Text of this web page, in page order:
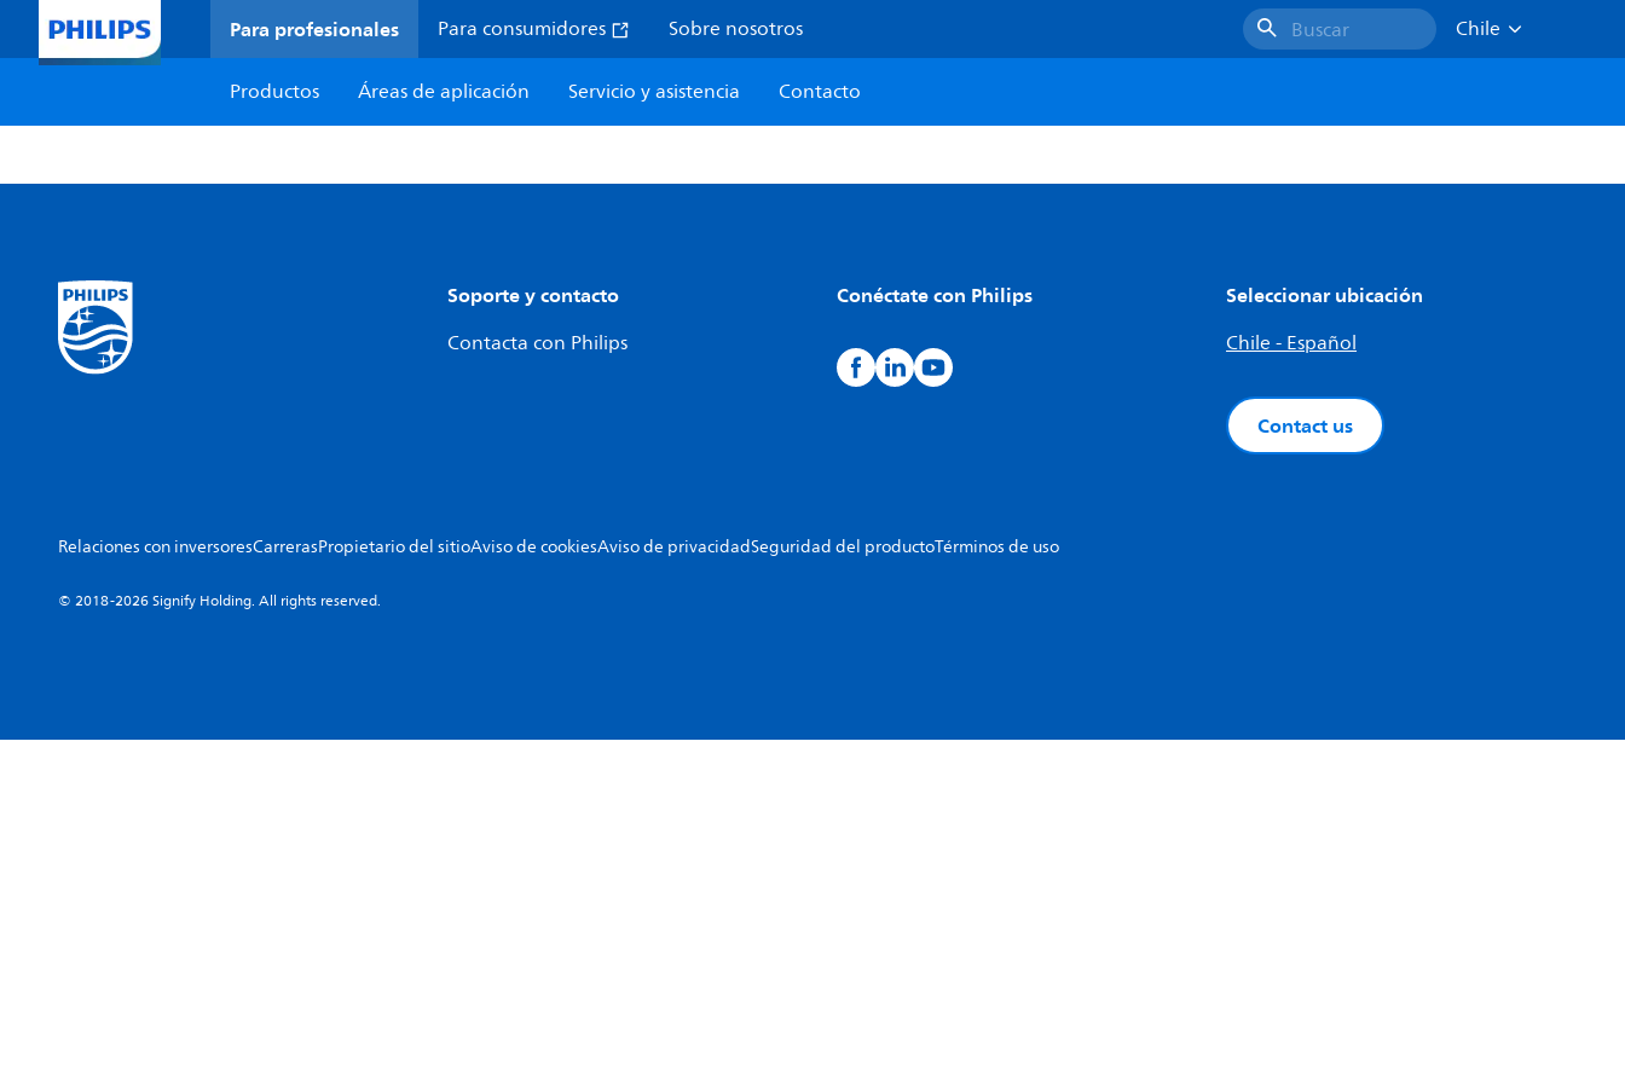
Para profesionales Para consumidores Sobre nosotros Buscar
Chile
Productos
Áreas de aplicación Servicio y asistencia Contacto
Soporte y contacto
Contacta con Philips
Conéctate con Philips Seleccionar ubicación
Chile - Español
Contact us
Relaciones con inversoresCarrerasPropietario del sitioAviso de cookiesAviso de privacidadSeguridad del productoTérminos de uso
© 2018-2026 Signify Holding. All rights reserved.